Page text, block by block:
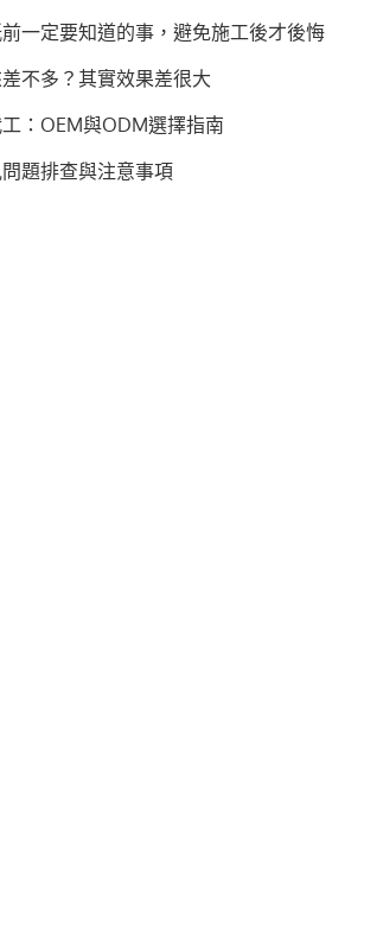
一定要知道的事，避免施工後才後悔
不多？其實效果差很大
：OEM與ODM選擇指南
題排查與注意事項